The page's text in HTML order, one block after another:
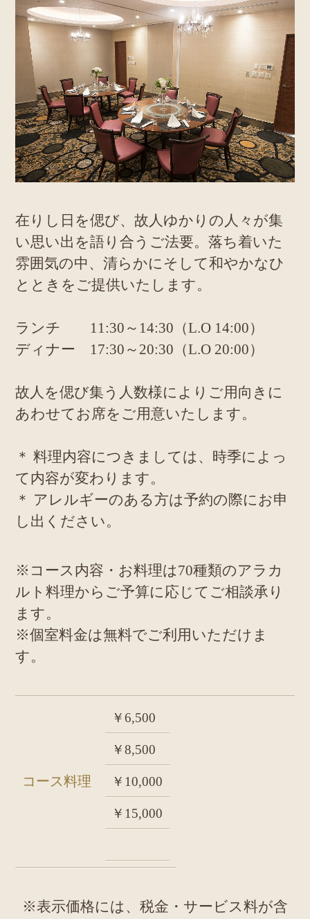
在りし日を偲び、故人ゆかりの人々が集
い思い出を語り合うご法要。落ち着いた
雰囲気の中、清らかにそして和やかなひ
とときをご提供いたします。
ランチ 11:30～14:30（L.O 14:00）
ディナー 17:30～20:30（L.O 20:00）
故人を偲び集う人数様によりご用向きに
あわせてお席をご用意いたします。
＊ 料理内容につきましては、時季によっ
て内容が変わります。
＊ アレルギーのある方は予約の際にお申
し出ください。
※コース内容・お料理は70種類のアラカ
ルト料理からご予算に応じてご相談承り
ます。
※個室料金は無料でご利用いただけま
す。
コース料理
￥6,500
￥8,500
￥10,000
￥15,000
※表示価格には、税金・サービス料が含